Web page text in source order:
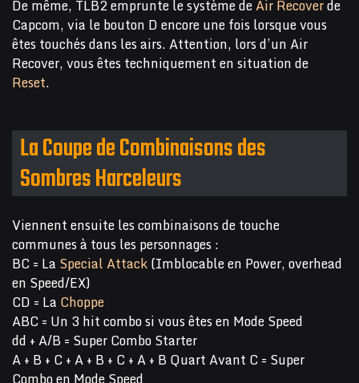
De même, TLB2 emprunte le système deAir Recoverde
Capcom, via le bouton D encore une fois lorsque vous
êtes touchés dans les airs. Attention, lors d’un Air
Recover, vous êtes techniquement en situation de
Reset.
La Coupe de Combinaisons des
Sombres Harceleurs
Viennent ensuite les combinaisons de touche
communes à tous les personnages :
BC = La Special Attack(Imblocable en Power, overhead
en Speed/EX)
CD = La Choppe
ABC = Un 3 hit combo si vous êtes en Mode Speed
dd + A/B = Super Combo Starter
A + B + C + A + B + C + A + B Quart Avant C = Super